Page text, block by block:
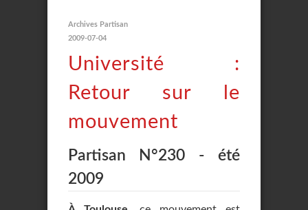
Archives Partisan
2009-07-04
Université :
Retour sur le
mouvement
Partisan N°230 - été
2009